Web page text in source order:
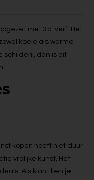
met 3d-verf. Het
koele als warme
schilderij, dan is dit
kopen hoeft niet duur
vrolijke kunst. Het
Als klant ben je